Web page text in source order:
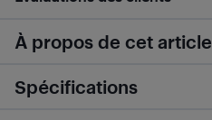
À propos de cet article
Spécifications